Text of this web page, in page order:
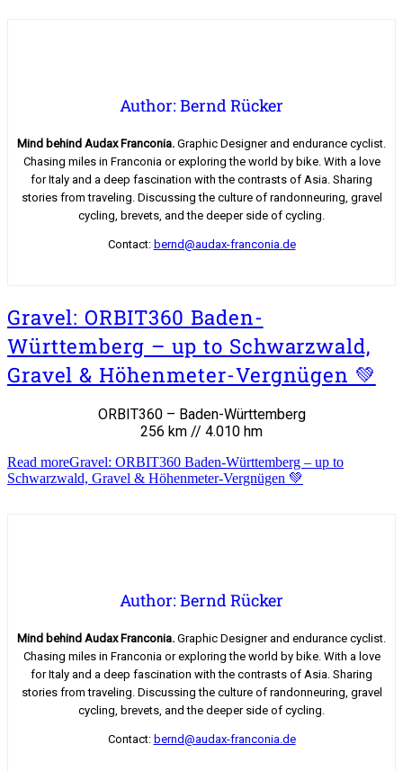
Author: Bernd Rücker
Mind behind Audax Franconia. Graphic Designer and endurance cyclist.
Chasing miles in Franconia or exploring the world by bike. With a love
for Italy and a deep fascination with the contrasts of Asia. Sharing
stories from traveling. Discussing the culture of randonneuring, gravel
cycling, brevets, and the deeper side of cycling.
Contact: bernd@audax-franconia.de
Gravel: ORBIT360 Baden-
Württemberg – up to Schwarzwald,
Gravel & Höhenmeter-Vergnügen 💚
ORBIT360 – Baden-Württemberg
256 km // 4.010 hm
Read moreGravel: ORBIT360 Baden-Württemberg – up to
Schwarzwald, Gravel & Höhenmeter-Vergnügen 💚
Author: Bernd Rücker
Mind behind Audax Franconia. Graphic Designer and endurance cyclist.
Chasing miles in Franconia or exploring the world by bike. With a love
for Italy and a deep fascination with the contrasts of Asia. Sharing
stories from traveling. Discussing the culture of randonneuring, gravel
cycling, brevets, and the deeper side of cycling.
Contact: bernd@audax-franconia.de